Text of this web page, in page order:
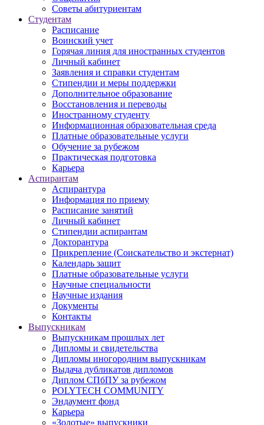
Советы абитуриентам
Студентам
Расписание
Воинский учет
Горячая линия для иностранных студентов
Личный кабинет
Заявления и справки студентам
Стипендии и меры поддержки
Дополнительное образование
Восстановления и переводы
Иностранному студенту
Информационная образовательная среда
Платные образовательные услуги
Обучение за рубежом
Практическая подготовка
Карьера
Аспирантам
Аспирантура
Информация по приему
Расписание занятий
Личный кабинет
Стипендии аспирантам
Докторантура
Прикрепление (Соискательство и экстернат)
Календарь защит
Платные образовательные услуги
Научные специальности
Научные издания
Документы
Контакты
Выпускникам
Выпускникам прошлых лет
Дипломы и свидетельства
Дипломы иногородним выпускникам
Выдача дубликатов дипломов
Диплом СПбПУ за рубежом
POLYTECH COMMUNITY
Эндаумент фонд
Карьера
«Золотые» выпускники